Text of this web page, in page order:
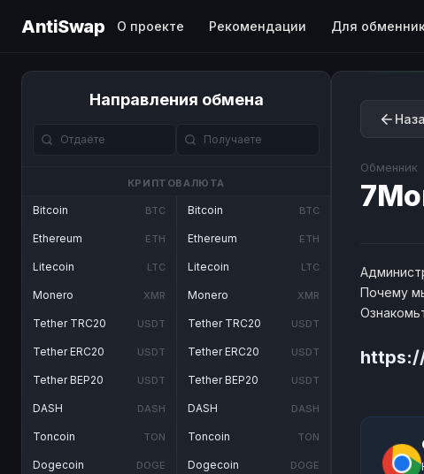
AntiSwap О проекте Рекомендации Для
Направления обмена
КРИПТОВАЛЮТА
Bitcoin BTC
Ethereum ETH
Litecoin LTC
Monero XMR
Tether TRC20 USDT
Tether ERC20 USDT
Tether BEP20 USDT
DASH DASH
Toncoin TON
Dogecoin DOGE
Bitcoin BTC
Ethereum ETH
Litecoin LTC
Monero XMR
Tether TRC20 USDT
Tether ERC20 USDT
Tether BEP20 USDT
DASH DASH
Toncoin TON
Dogecoin DOGE
Обменник
Почему